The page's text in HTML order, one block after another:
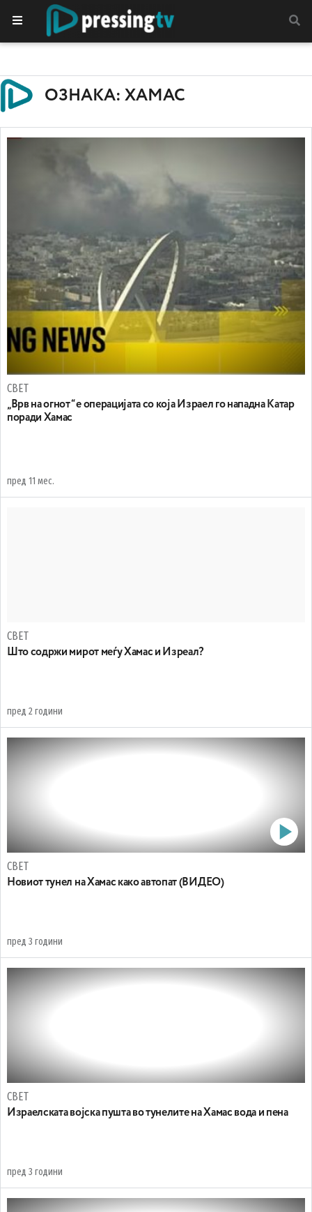
ОЗНАКА: ХАМАС
СВЕТ
„Врв на огнот“ е операцијата со која Израел го нападна Катар
поради Хамас
пред 11 мес.
СВЕТ
Што содржи мирот меѓу Хамас и Изреал?
пред 2 години
СВЕТ
Новиот тунел на Хамас како автопат (ВИДЕО)
пред 3 години
СВЕТ
Израелската војска пушта во тунелите на Хамас вода и пена
пред 3 години